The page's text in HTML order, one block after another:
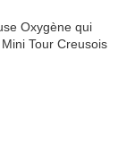
Oxygène qui
Tour Creusois